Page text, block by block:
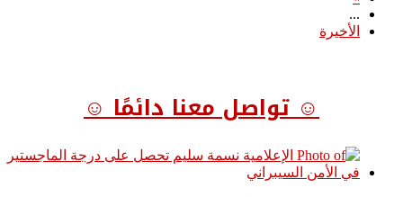
...
الأخيرة
☺ تواصل معنا دائمًا ☺